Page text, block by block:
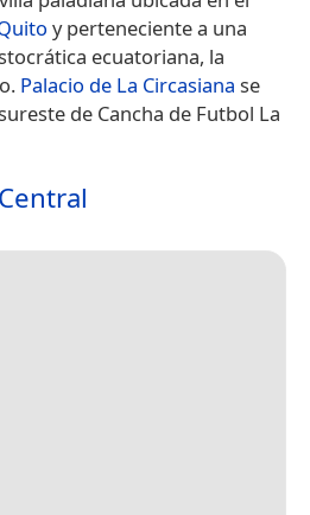
y perteneciente a una
ecuatoriana, la
Palacio de La Circasiana se
de Cancha de Futbol La